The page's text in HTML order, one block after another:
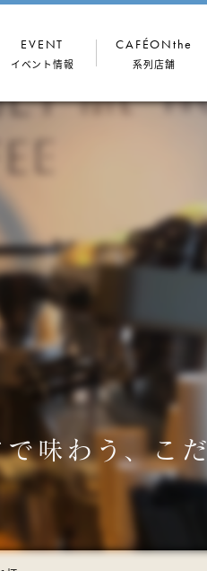
EVENT
イベント情報
CAFÉONthe
系列店舗
味わう、こ